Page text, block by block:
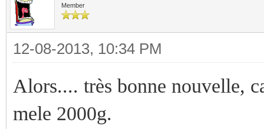
Member
12-08-2013, 10:34 PM
Alors.... très bonne nouvelle,
mele 2000g.